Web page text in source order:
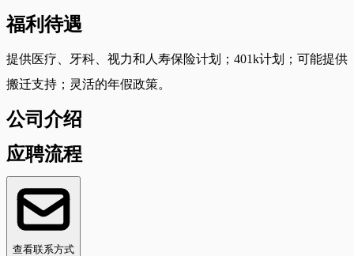
福利待遇
提供医疗、牙科、视力和人寿保险计划；401k计划；可能提供
搬迁支持；灵活的年假政策。
公司介绍
应聘流程
查看联系方式